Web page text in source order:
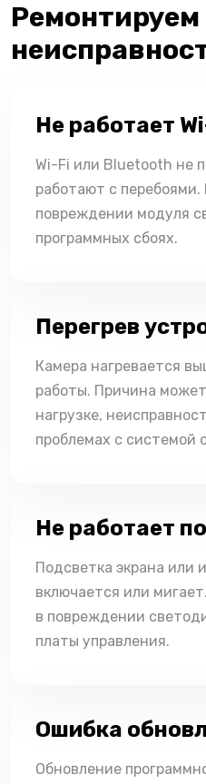
Не работает
Wi-Fi или Bluetooth не
работают с
повреждении модуля
программных сбоях.
Перегрев
Камера нагревается
работы. Причина
нагрузке,
проблемах с системой
Не работает
Подсветка экрана или
включается или
в повреждении
платы управления.
Ошибка
Обновление